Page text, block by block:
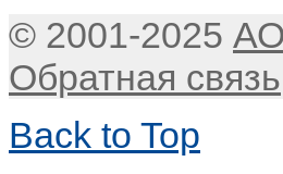
© 2001-2025
Обратная связь
Back to Top